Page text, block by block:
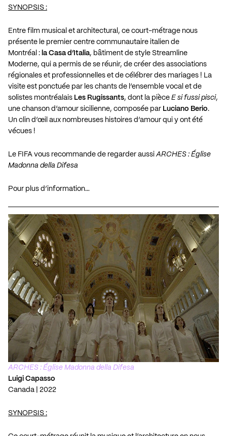
SYNOPSIS :
Entre film musical et architectural, ce court-métrage nous
présente le premier centre communautaire italien de
Montréal : la Casa d’Italia, bâtiment de style Streamline
Moderne, qui a permis de se réunir, de créer des associations
régionales et professionnelles et de célébrer des mariages ! La
visite est ponctuée par les chants de l’ensemble vocal et de
solistes montréalais Les Rugissants, dont la pièce E si fussi pisci,
une chanson d’amour sicilienne, composée par Luciano Berio.
Un clin d’œil aux nombreuses histoires d’amour qui y ont été
vécues !
Le FIFA vous recommande de regarder aussiARCHES : Église
Madonna della Difesa
Pour plus d’information…
ARCHES : Église Madonna della Difesa
Luigi Capasso
Canada | 2022
SYNOPSIS :